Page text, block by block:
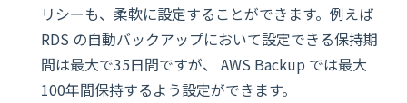
リシーも、柔軟に設定することができます。例えば
RDS の自動バックアップにおいて設定できる保持期
間は最大で35日間ですが、 AWS Backup では最大
100年間保持するよう設定ができます。